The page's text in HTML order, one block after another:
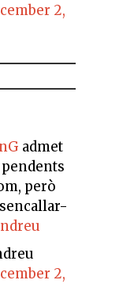
2,
admet
però
2,